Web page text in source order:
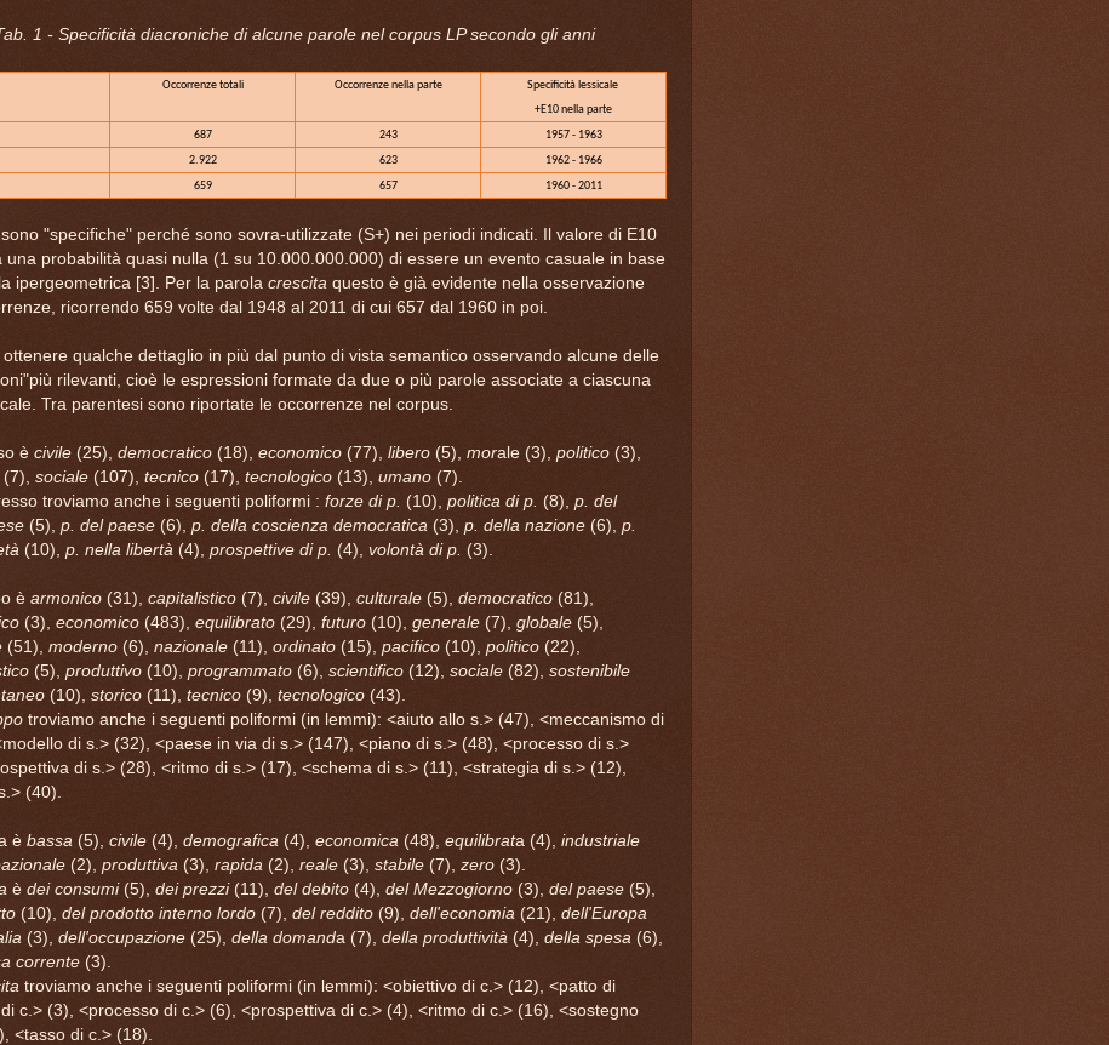
1 - Specificità diacroniche di alcune parole nel corpus LP secondo gli anni
Occorrenze totali Occorrenze nella parte
Specificità lessicale
+E10 nella parte
687 243
1957 - 1963
2.922 623
1962 - 1966
659 657 1960 - 2011
sono "specifiche" perché sono sovra-utilizzate (S+) nei periodi indicati. Il valore di E10
una probabilità quasi nulla (1 su 10.000.000.000) di essere un evento casuale in base
ipergeometrica [3]. Per la parola crescita questo è già evidente nella osservazione
ricorrendo 659 volte dal 1948 al 2011 di cui 657 dal 1960 in poi.
ottenere qualche dettaglio in più dal punto di vista semantico osservando alcune delle
rilevanti, cioè le espressioni formate da due o più parole associate a ciascuna
Tra parentesi sono riportate le occorrenze nel corpus.
è civile(25), democratico(18), economico(77), libero(5), morale (3), politico(3),
sociale(107), tecnico(17), tecnologico(13), umano(7).
troviamo anche i seguenti poliformi : forze di p. (10), politica di p. (8), p. del
(5), p. del paese(6), p. della coscienza democratica (3), p. della nazione(6), p.
(10), p. nella libertà (4), prospettive di p. (4), volontà di p. (3).
è armonico(31), capitalistico(7), civile(39), culturale(5), democratico(81),
(3), economico(483), equilibrato(29), futuro(10), generale(7), globale(5),
(51), moderno(6), nazionale(11), ordinato(15), pacifico(10), politico(22),
(5), produttivo(10), programmato(6), scientifico(12), sociale(82), sostenibile
(10), storico(11), tecnico(9), tecnologico(43).
troviamo anche i seguenti poliformi (in lemmi): <aiuto allo s.> (47), <meccanismo di
di s.> (32), <paese in via di s.> (147), <piano di s.> (48), <processo di s.>
di s.> (28), <ritmo di s.> (17), <schema di s.> (11), <strategia di s.> (12),
(40).
è bassa (5), civile(4), demografica (4), economica (48), equilibrata (4), industriale
(2), produttiva (3), rapida (2), reale(3), stabile(7), zero(3).
è dei consumi (5), dei prezzi(11), del debito(4), del Mezzogiorno(3), del paese(5),
(10), del prodotto interno lordo(7), del reddito(9), dell'economia (21), dell'Europa
(3), dell'occupazione(25), della domanda (7), della produttività (4), della spesa (6),
corrente(3).
troviamo anche i seguenti poliformi (in lemmi): <obiettivo di c.> (12), <patto di
c.> (3), <processo di c.> (6), <prospettiva di c.> (4), <ritmo di c.> (16), <sostegno
<tasso di c.> (18).